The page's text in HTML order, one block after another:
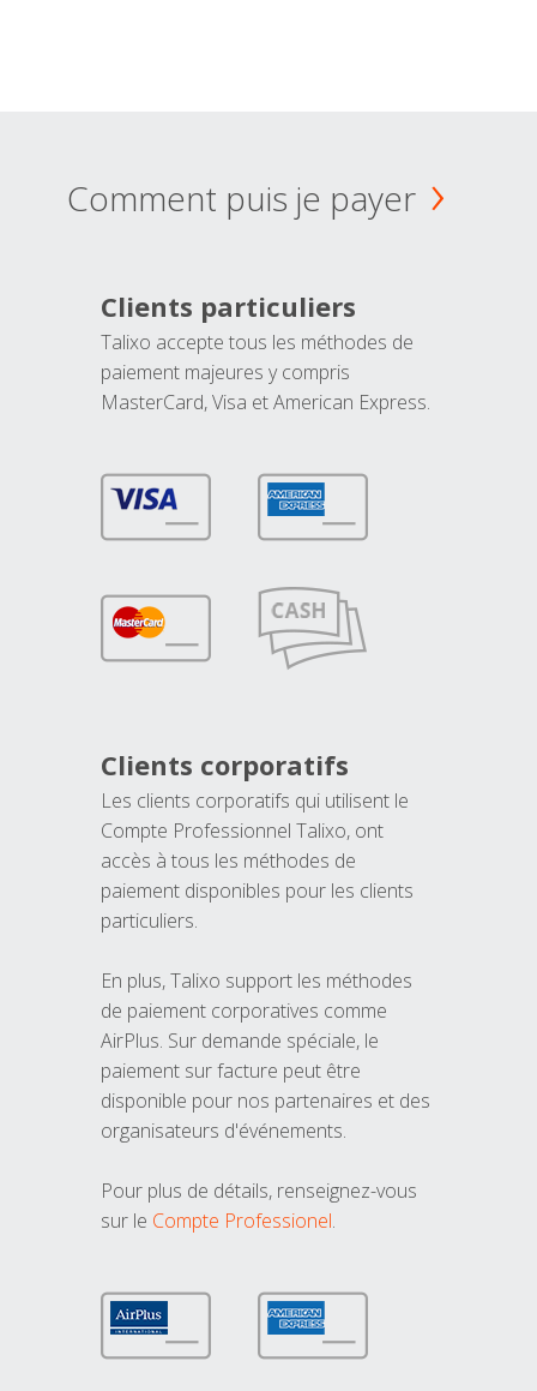
Comment puis je payer
Clients particuliers
Talixo accepte tous les méthodes de
paiement majeures y compris
MasterCard, Visa et American Express.
Clients corporatifs
Les clients corporatifs qui utilisent le
Compte Professionnel Talixo, ont
accès à tous les méthodes de
paiement disponibles pour les clients
particuliers.
En plus, Talixo support les méthodes
de paiement corporatives comme
AirPlus. Sur demande spéciale, le
paiement sur facture peut être
disponible pour nos partenaires et des
organisateurs d'événements.
Pour plus de détails, renseignez-vous
sur le Compte Professionel.